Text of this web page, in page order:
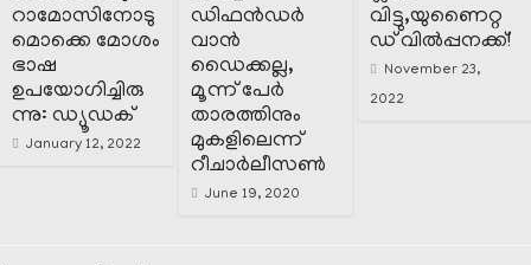
റാമോസിനോടു
മൊക്കെ മോശം
ഭാഷ
ഉപയോഗിച്ചിരു
ന്നു: ഡ്യൂഡക്
January 12, 2022
ഡിഫൻഡർ
വാൻ
ഡൈക്കല്ല,
മൂന്ന് പേർ
താരത്തിനും
മുകളിലെന്ന്
റീചാർലീസൺ
June 19, 2020
വിട്ടു,യുണൈറ്റ
ഡ് വിൽപ്പനക്ക്!
November 23,
2022